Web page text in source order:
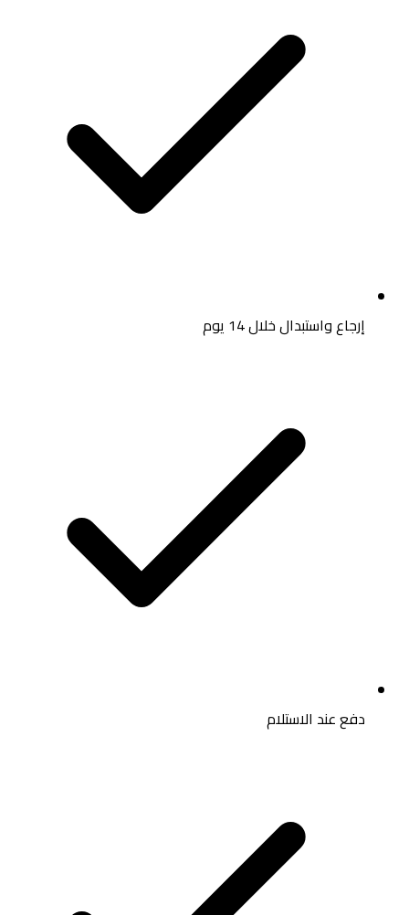
إرجاع واستبدال خلال 14 يوم
دفع عند الاستلام